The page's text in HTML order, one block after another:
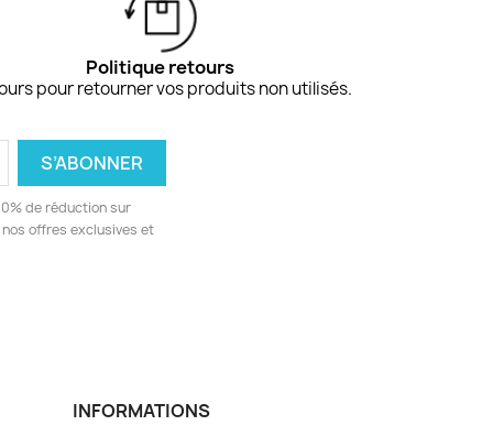
Politique retours
pour retourner vos produits non utilisés.
de réduction sur
offres exclusives et
INFORMATIONS